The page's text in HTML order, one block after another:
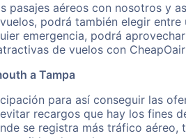
pasajes aéreos con nosotros y
podrá también elegir
emergencia, podrá
de vuelos con
a Tampa
para así conseguir las
recargos que hay los fines
se registra más tráfico